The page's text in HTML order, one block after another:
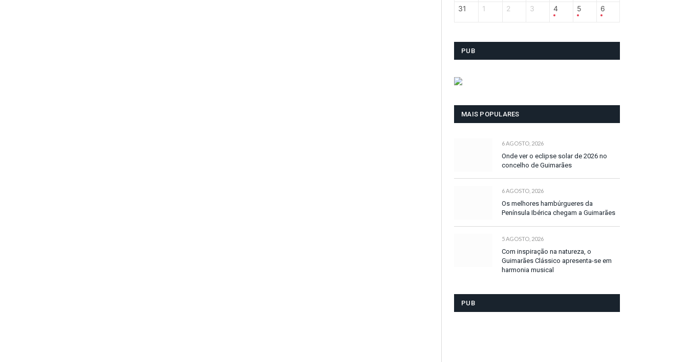
31 1 2 3 4 5 6
PUB
MAIS POPULARES
6 AGOSTO, 2026
Onde ver o eclipse solar de 2026 no
concelho de Guimarães
6 AGOSTO, 2026
Os melhores hambúrgueres da
Península Ibérica chegam a Guimarães
5 AGOSTO, 2026
Com inspiração na natureza, o
Guimarães Clássico apresenta-se em
harmonia musical
PUB